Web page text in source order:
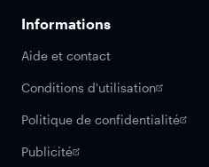
Informations
Aide et contact
Conditions d'utilisation
Politique de confidentialité
Publicité